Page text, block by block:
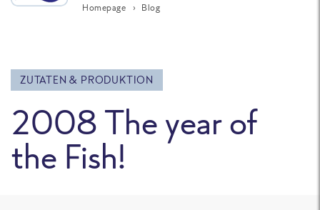
Homepage Blog
ZUTATEN & PRODUKTION
2008 The year of
the Fish!